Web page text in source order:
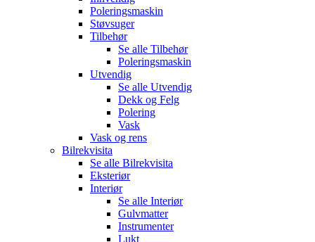
Poleringsmaskin
Støvsuger
Tilbehør
Se alle Tilbehør
Poleringsmaskin
Utvendig
Se alle Utvendig
Dekk og Felg
Polering
Vask
Vask og rens
Bilrekvisita
Se alle Bilrekvisita
Eksteriør
Interiør
Se alle Interiør
Gulvmatter
Instrumenter
Lukt